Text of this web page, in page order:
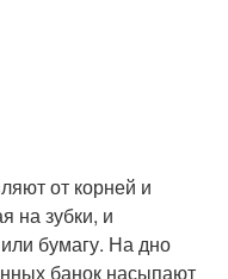
от корней и
на зубки, и
бумагу. На дно
банок насыпают